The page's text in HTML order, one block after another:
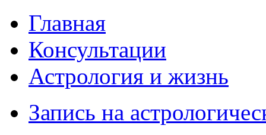
Главная
Консультации
Астрология и жизнь
Запись на